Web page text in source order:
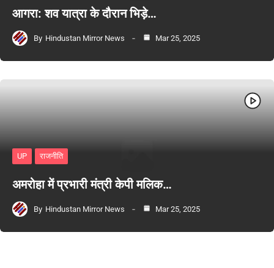
आगरा: शव यात्रा के दौरान भिड़े…
By Hindustan Mirror News Mar 25, 2025
UP राजनीति
अमरोहा में प्रभारी मंत्री केपी मलिक…
By Hindustan Mirror News Mar 25, 2025